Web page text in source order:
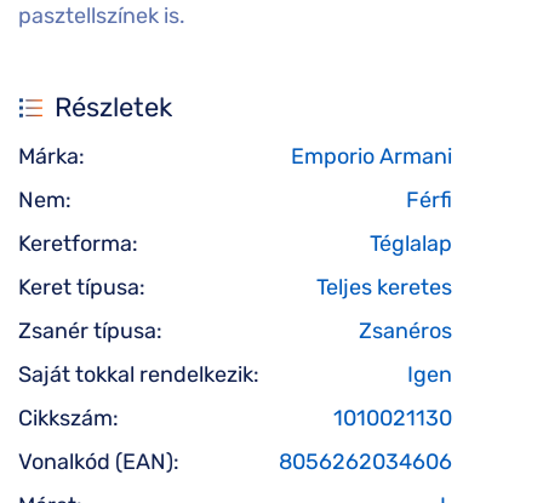
pasztellszínek is.
Részletek
Márka:
Emporio Armani
Nem:
Férfi
Keretforma:
Téglalap
Keret típusa:
Teljes keretes
Zsanér típusa:
Zsanéros
Saját tokkal rendelkezik:
Igen
Cikkszám:
1010021130
Vonalkód (EAN):
8056262034606